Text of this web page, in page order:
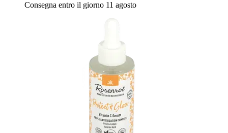
Consegna entro il giorno 11 agosto